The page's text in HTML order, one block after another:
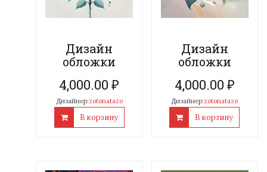
Дизайн
обложки
4,000.00₽
Дизайнер:zotonatazo
В корзину
Дизайн
обложки
4,000.00 ₽
Дизайнер:zotonatazo
В корзину